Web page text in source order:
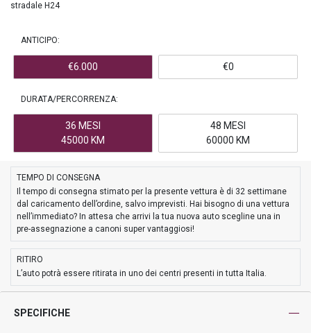
stradale H24
ANTICIPO:
€6.000 €0
DURATA/PERCORRENZA:
36 MESI
45000 KM
48 MESI
60000 KM
TEMPO DI CONSEGNA
Il tempo di consegna stimato per la presente vettura è di 32 settimane
dal caricamento dell’ordine, salvo imprevisti. Hai bisogno di una vettura
nell’immediato? In attesa che arrivi la tua nuova auto scegline una in
pre-assegnazione a canoni super vantaggiosi!
RITIRO
L’auto potrà essere ritirata in uno dei centri presenti in tutta Italia.
SPECIFICHE